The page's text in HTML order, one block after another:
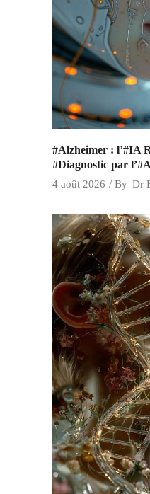
#Alzheimer : l’#IA
#Diagnostic par
4 août 2026 By Dr